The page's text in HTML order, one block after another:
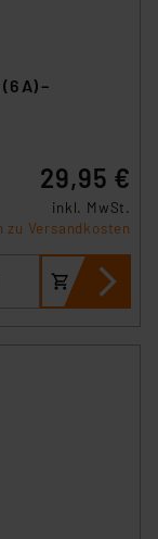
A) –
29,95 €
inkl. MwSt.
zu Versandkosten